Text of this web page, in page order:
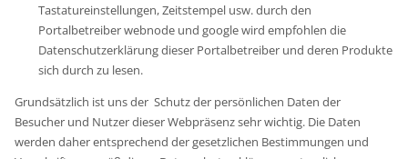
Tastatureinstellungen, Zeitstempel usw. durch den
Portalbetreiber webnode und google wird empfohlen die
Datenschutzerklärung dieser Portalbetreiber und deren Produkte
sich durch zu lesen.
Grundsätzlich ist uns der Schutz der persönlichen Daten der
Besucher und Nutzer dieser Webpräsenz sehr wichtig. Die Daten
werden daher entsprechend der gesetzlichen Bestimmungen und